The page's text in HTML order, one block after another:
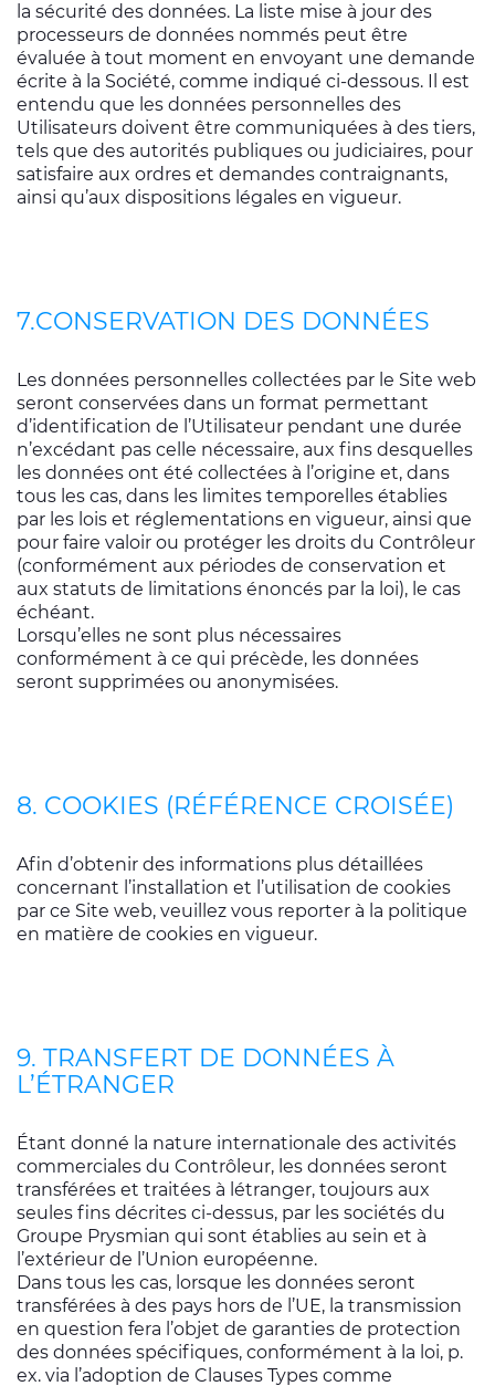
la sécurité des données. La liste mise à jour des
processeurs de données nommés peut être
évaluée à tout moment en envoyant une demande
écrite à la Société, comme indiqué ci-dessous. Il est
entendu que les données personnelles des
Utilisateurs doivent être communiquées à des tiers,
tels que des autorités publiques ou judiciaires, pour
satisfaire aux ordres et demandes contraignants,
ainsi qu’aux dispositions légales en vigueur.
7.CONSERVATION DES DONNÉES
Les données personnelles collectées par le Site web
seront conservées dans un format permettant
d’identification de l’Utilisateur pendant une durée
n’excédant pas celle nécessaire, aux fins desquelles
les données ont été collectées à l’origine et, dans
tous les cas, dans les limites temporelles établies
par les lois et réglementations en vigueur, ainsi que
pour faire valoir ou protéger les droits du Contrôleur
(conformément aux périodes de conservation et
aux statuts de limitations énoncés par la loi), le cas
échéant.
Lorsqu’elles ne sont plus nécessaires
conformément à ce qui précède, les données
seront supprimées ou anonymisées.
8. COOKIES (RÉFÉRENCE CROISÉE)
Afin d’obtenir des informations plus détaillées
concernant l’installation et l’utilisation de cookies
par ce Site web, veuillez vous reporter à la politique
en matière de cookies en vigueur.
9. TRANSFERT DE DONNÉES À
L’ÉTRANGER
Étant donné la nature internationale des activités
commerciales du Contrôleur, les données seront
transférées et traitées à létranger, toujours aux
seules fins décrites ci-dessus, par les sociétés du
Groupe Prysmian qui sont établies au sein et à
l’extérieur de l’Union européenne.
Dans tous les cas, lorsque les données seront
transférées à des pays hors de l’UE, la transmission
en question fera l’objet de garanties de protection
des données spécifiques, conformément à la loi, p.
ex. via l’adoption de Clauses Types comme